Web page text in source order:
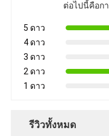
ต่อไปนี้คือก
5 ดาว
4 ดาว
3 ดาว
2 ดาว
1 ดาว
รีวิวทั้งหมด